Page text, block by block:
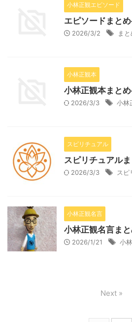
小林正観エピソード
エピソードまと
2026/3/2 ま
小林正観本
小林正観本まと
2026/3/3 小林
スピリチュアル
スピリチュアル
2026/3/3 スピ
小林正観名言
小林正観名言ま
2026/1/21 小
Next »